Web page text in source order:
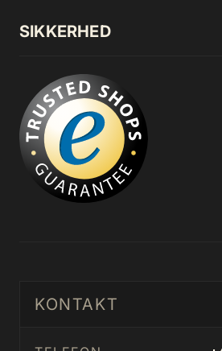
SIKKERHED
KONTAKT